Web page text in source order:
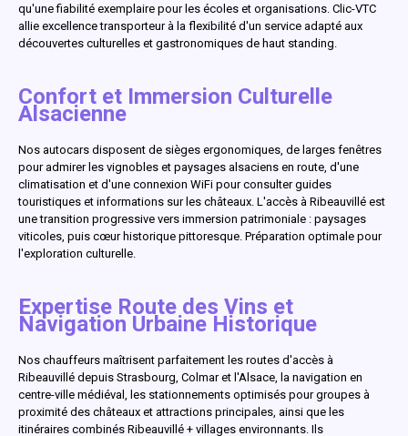
qu'une fiabilité exemplaire pour les écoles et organisations. Clic-VTC
allie excellence transporteur à la flexibilité d'un service adapté aux
découvertes culturelles et gastronomiques de haut standing.
Confort et Immersion Culturelle
Alsacienne
Nos autocars disposent de sièges ergonomiques, de larges fenêtres
pour admirer les vignobles et paysages alsaciens en route, d'une
climatisation et d'une connexion WiFi pour consulter guides
touristiques et informations sur les châteaux. L'accès à Ribeauvillé est
une transition progressive vers immersion patrimoniale : paysages
viticoles, puis cœur historique pittoresque. Préparation optimale pour
l'exploration culturelle.
Expertise Route des Vins et
Navigation Urbaine Historique
Nos chauffeurs maîtrisent parfaitement les routes d'accès à
Ribeauvillé depuis Strasbourg, Colmar et l'Alsace, la navigation en
centre-ville médiéval, les stationnements optimisés pour groupes à
proximité des châteaux et attractions principales, ainsi que les
itinéraires combinés Ribeauvillé + villages environnants. Ils